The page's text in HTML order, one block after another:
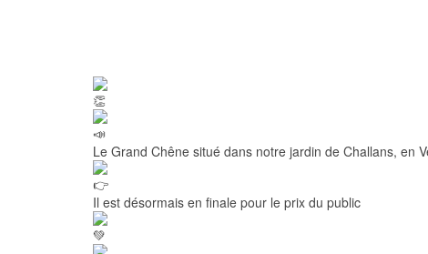
Le Grand Chêne situé dans notre jardin de Challans, en
Il est désormais en finale pour le prix du public